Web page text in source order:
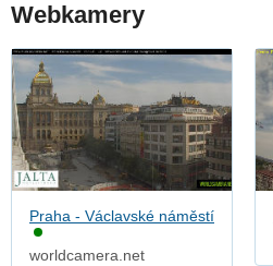
Webkamery
Praha - Václavské náměstí
worldcamera.net